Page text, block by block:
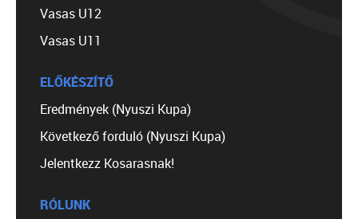
Vasas U12
Vasas U11
ELŐKÉSZÍTŐ
Eredmények (Nyuszi Kupa)
Következő forduló (Nyuszi Kupa)
Jelentkezz Kosarasnak!
RÓLUNK